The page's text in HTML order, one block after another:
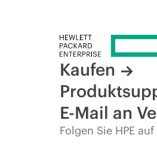
Kaufen
E-Mail an
Folgen Sie HPE auf